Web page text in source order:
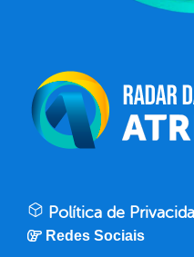
Política de
Redes Sociais